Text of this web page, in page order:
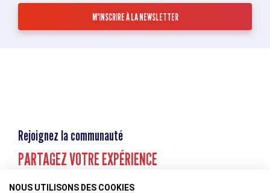
Rejoignez la communauté
PARTAGEZ VOTRE EXPÉRIENCE
NOUS UTILISONS DES COOKIES